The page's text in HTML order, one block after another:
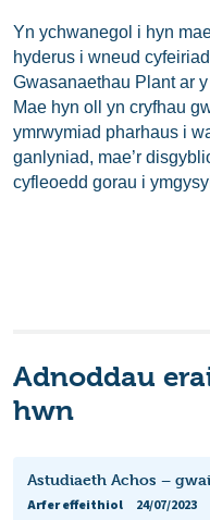
Yn ychwanegol i hyn
hyderus i wneud
Gwasanaethau Plant ar
Mae hyn oll yn cryfhau
ymrwymiad pharhaus i
ganlyniad, mae’r
cyfleoedd gorau i
Adnoddau
hwn
Astudiaeth Achos –
Arfer effeithiol
24/07/2023